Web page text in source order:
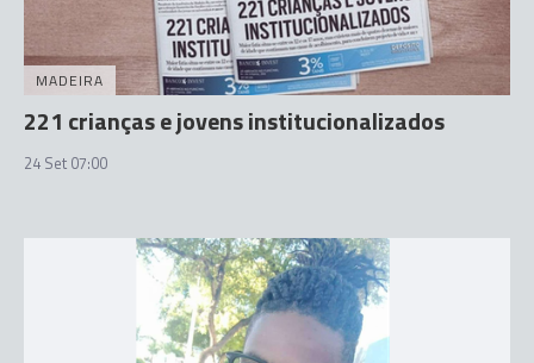
MADEIRA
221 crianças e jovens institucionalizados
24 Set 07:00